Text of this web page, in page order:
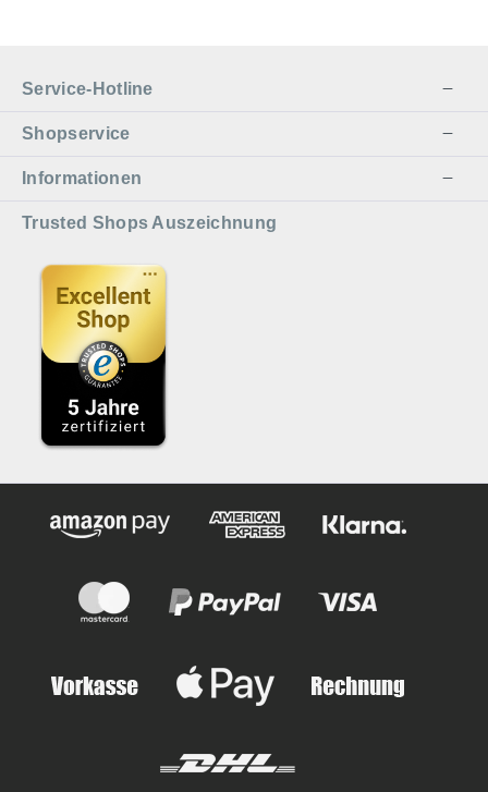
Service-Hotline
Shopservice
Informationen
Trusted Shops Auszeichnung